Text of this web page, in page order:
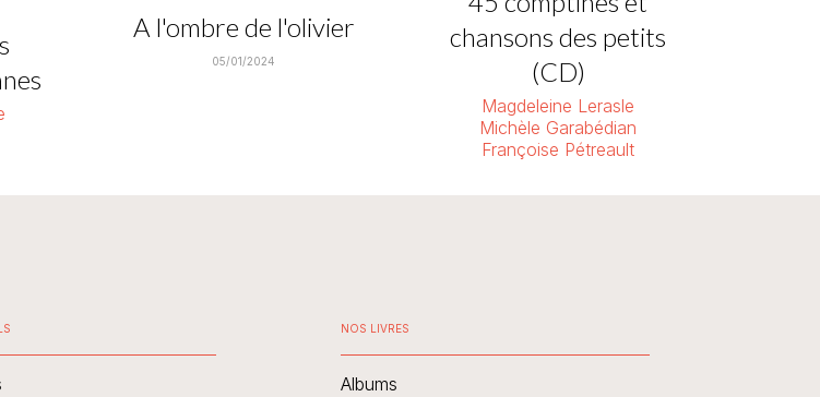
A l'ombre de l'olivier
05/01/2024
chansons des petits
(CD)
Magdeleine Lerasle
Michèle Garabédian
Françoise Pétreault
NOS LIVRES
Albums